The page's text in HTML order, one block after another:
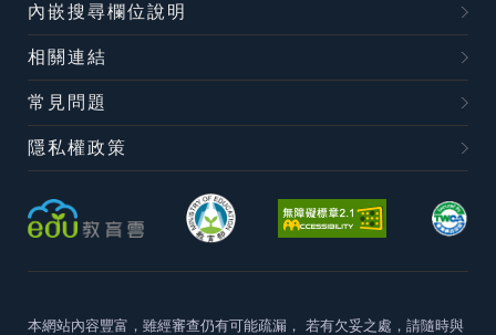
內嵌搜尋欄位說明
相關連結
常見問題
隱私權政策
本網站內容豐富，雖經審查仍有可能疏漏， 若有欠妥之處，請隨時與